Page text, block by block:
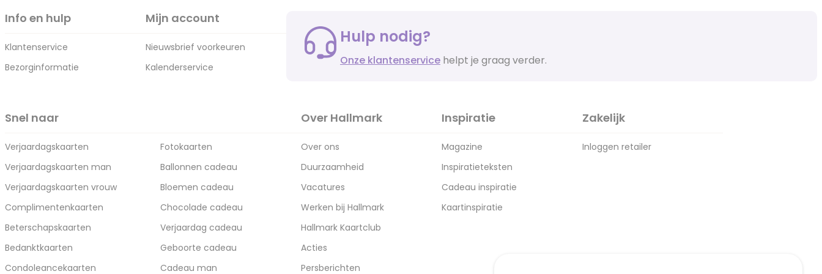
Info en hulp
Klantenservice
Bezorginformatie
Mijn account
Nieuwsbrief voorkeuren
Kalenderservice
Hulp nodig?
Onze klantenservice helpt je graag verder.
Snel naar
Verjaardagskaarten
Verjaardagskaarten man
Verjaardagskaarten vrouw
Complimentenkaarten
Beterschapskaarten
Bedanktkaarten
Condoleancekaarten
Fotokaarten
Ballonnen cadeau
Bloemen cadeau
Chocolade cadeau
Verjaardag cadeau
Geboorte cadeau
Cadeau man
Over Hallmark
Over ons
Duurzaamheid
Vacatures
Werken bij Hallmark
Hallmark Kaartclub
Acties
Persberichten
Inspiratie
Magazine
Inspiratieteksten
Cadeau inspiratie
Kaartinspiratie
Zakelijk
Inloggen retailer